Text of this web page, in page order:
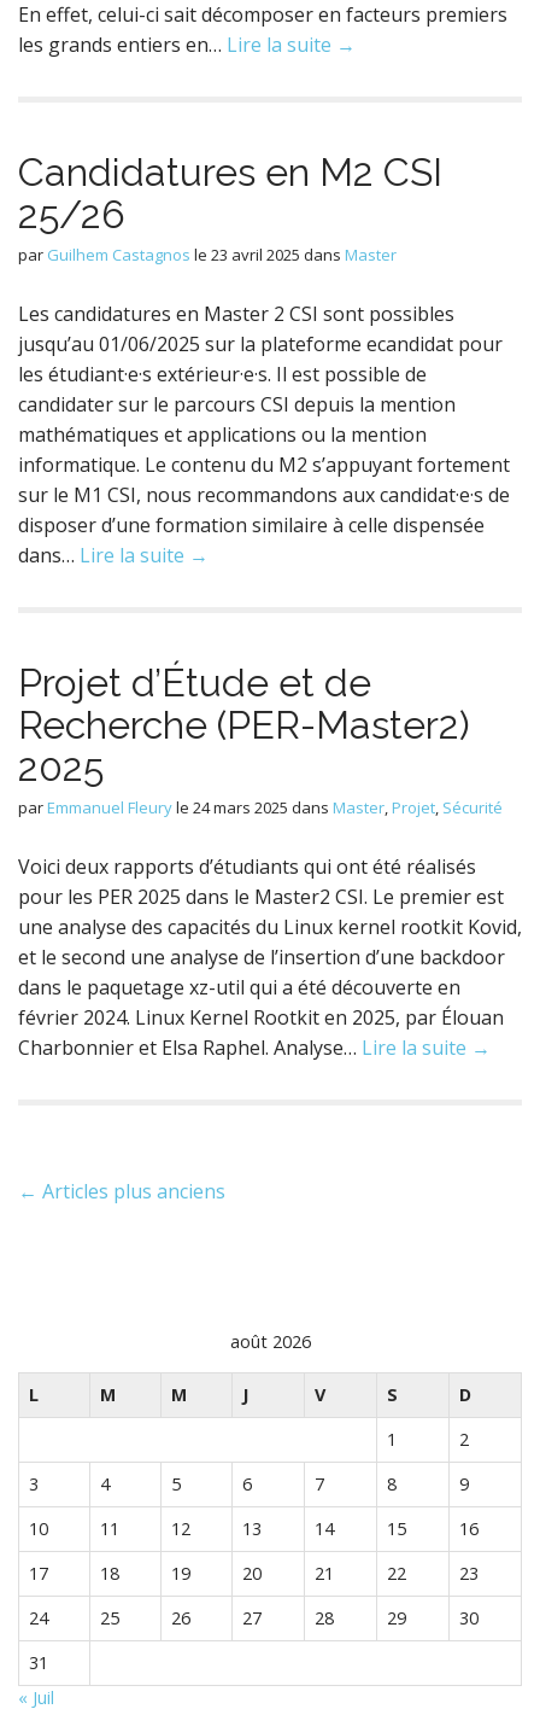
En effet, celui-ci sait décomposer en facteurs premiers
les grands entiers en… Lire la suite →
Candidatures en M2 CSI
25/26
par Guilhem Castagnos le 23 avril 2025 dans Master
Les candidatures en Master 2 CSI sont possibles
jusqu’au 01/06/2025 sur la plateforme ecandidat pour
les étudiant·e·s extérieur·e·s. Il est possible de
candidater sur le parcours CSI depuis la mention
mathématiques et applications ou la mention
informatique. Le contenu du M2 s’appuyant fortement
sur le M1 CSI, nous recommandons aux candidat·e·s de
disposer d’une formation similaire à celle dispensée
dans… Lire la suite →
Projet d’Étude et de
Recherche (PER-Master2)
2025
par Emmanuel Fleuryle 24 mars 2025 dans Master, Projet, Sécurité
Voici deux rapports d’étudiants qui ont été réalisés
pour les PER 2025 dans le Master2 CSI. Le premier est
une analyse des capacités du Linux kernel rootkit Kovid,
et le second une analyse de l’insertion d’une backdoor
dans le paquetage xz-util qui a été découverte en
février 2024. Linux Kernel Rootkit en 2025, par Élouan
Charbonnier et Elsa Raphel. Analyse… Lire la suite →
N
g
a
t
o
n
p
← Articles plus anciens
août 2026
L M M J V S
D
1
2
3
4 5 6 7 8
9
10
11 12 13 14 15
16
17
18 19 20 21 22
23
24
25 26 27 28 29
30
31
« Juil